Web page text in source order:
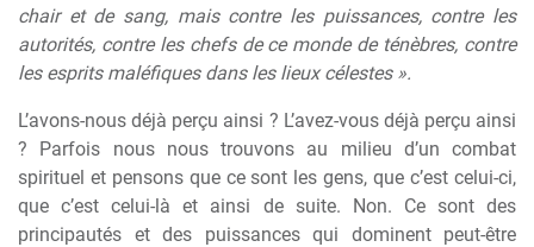
chair et de sang, mais contre les puissances, contre les
autorités, contre les chefs de ce monde de ténèbres, contre
les esprits maléfiques dans les lieux célestes ».
L’avons-nous déjà perçu ainsi ? L’avez-vous déjà perçu ainsi
? Parfois nous nous trouvons au milieu d’un combat
spirituel et pensons que ce sont les gens, que c’est celui-ci,
que c’est celui-là et ainsi de suite. Non. Ce sont des
principautés et des puissances qui dominent peut-être